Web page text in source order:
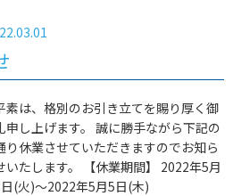
素は、格別のお引き立てを賜り厚く御
申し上げます。 誠に勝手ながら下記の
り休業させていただきますのでお知ら
いたします。 【休業期間】 2022年5月
(火)～2022年5月5日(木)